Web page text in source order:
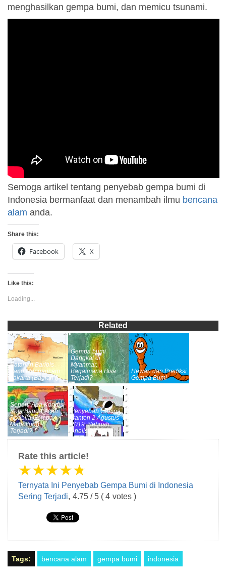
menghasilkan gempa bumi, dan memicu tsunami.
Semoga artikel tentang penyebab gempa bumi di
Indonesia bermanfaat dan menambah ilmu bencana
alam anda.
Share this:
Facebook X
Like this:
Loading...
Related
Patahan Baribis
Yang Mengancam
Jakarta (Bagian I)
Gempa bumi
Dangkal di
Myanmar,
Bagaimana Bisa
Terjadi?
Hewan dan Prediksi
Gempa Bumi
Seperti Apa Kondisi
Kota Banda Aceh
Apabila Gempa
Magnitudo 7
Terjadi?
Penyebab Gempa
Banten 2 Agustus
2019: Sebuah
Analisis Awal
Rate this article!
★★★★★
Ternyata Ini Penyebab Gempa Bumi di Indonesia
Sering Terjadi, 4.75 / 5 ( 4 votes )
Tags: bencana alam gempa bumi indonesia